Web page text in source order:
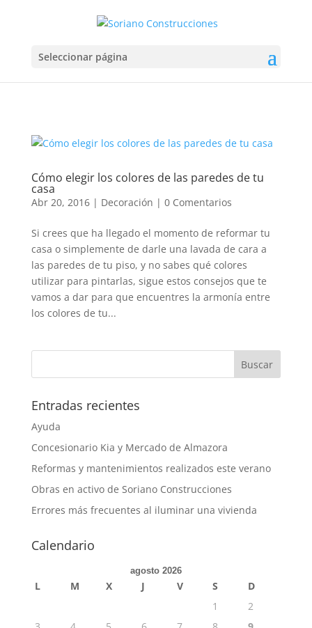
Seleccionar página
Cómo elegir los colores de las paredes de tu
casa
Abr 20, 2016| Decoración | 0 Comentarios
Si crees que ha llegado el momento de reformar tu
casa o simplemente de darle una lavada de cara a
las paredes de tu piso, y no sabes qué colores
utilizar para pintarlas, sigue estos consejos que te
vamos a dar para que encuentres la armonía entre
los colores de tu...
Entradas recientes
Ayuda
Concesionario Kia y Mercado de Almazora
Reformas y mantenimientos realizados este verano
Obras en activo de Soriano Construcciones
Errores más frecuentes al iluminar una vivienda
Calendario
agosto 2026
L M X J V S
D
1
2